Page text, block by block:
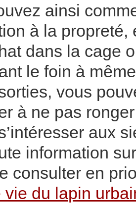
ainsi
à la
dans la cage
le foin à
vous
à ne pas
aux
information
consulter en
vie du lapin